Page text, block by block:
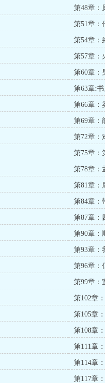
第48章：
第51章：
第54章：
第57章：
第60章：
第63章:
第66章：
第69章：
第72章：
第75章：
第78章：
第81章：
第84章：
第87章：
第90章：
第93章：
第96章：
第99章：
第102章
第105章
第108章
第111章
第114章
第117章